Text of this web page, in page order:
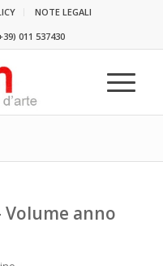
NOTE LEGALI
011 537430
Volume anno